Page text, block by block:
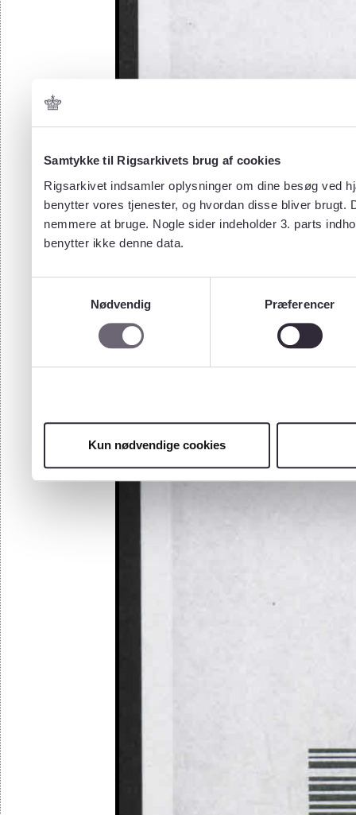
Samtykke til Rigsarkivets brug af cookies
Rigsarkivet indsamler oplysninger om dine besøg ved
benytter vores tjenester, og hvordan disse bliver
nemmere at bruge. Nogle sider indeholder 3. parts
benytter ikke denne data.
Nødvendig
Præferencer
Kun nødvendige cookies